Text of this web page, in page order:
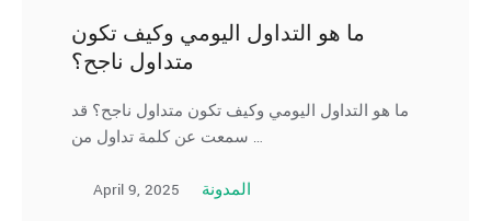
ما هو التداول اليومي وكيف تكون
متداول ناجح؟
ما هو التداول اليومي وكيف تكون متداول ناجح؟ قد
سمعت عن كلمة تداول من …
April 9, 2025 المدونة